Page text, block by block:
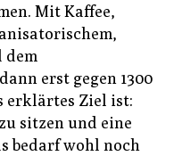
Mit Kaffee,
dem
erst gegen 1300
erklärtes Ziel ist:
sitzen und eine
bedarf wohl noch